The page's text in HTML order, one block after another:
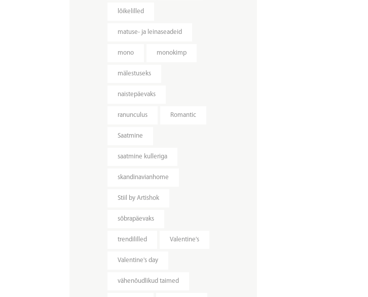
lõikelilled
matuse- ja leinaseadeid
mono monokimp
mälestuseks
naistepäevaks
ranunculus Romantic
Saatmine
saatmine kulleriga
skandinavianhome
Stiil by Artishok
sõbrapäevaks
trendililled Valentine's
Valentine's day
vähenõudlikud taimed